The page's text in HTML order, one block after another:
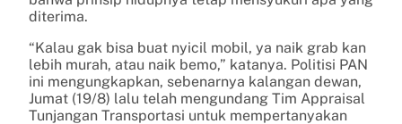
diterima.
“Kalau gak bisa buat nyicil mobil, ya naik grab kan
lebih murah, atau naik bemo,” katanya. Politisi PAN
ini mengungkapkan, sebenarnya kalangan dewan,
Jumat (19/8) lalu telah mengundang Tim Appraisal
Tunjangan Transportasi untuk mempertanyakan